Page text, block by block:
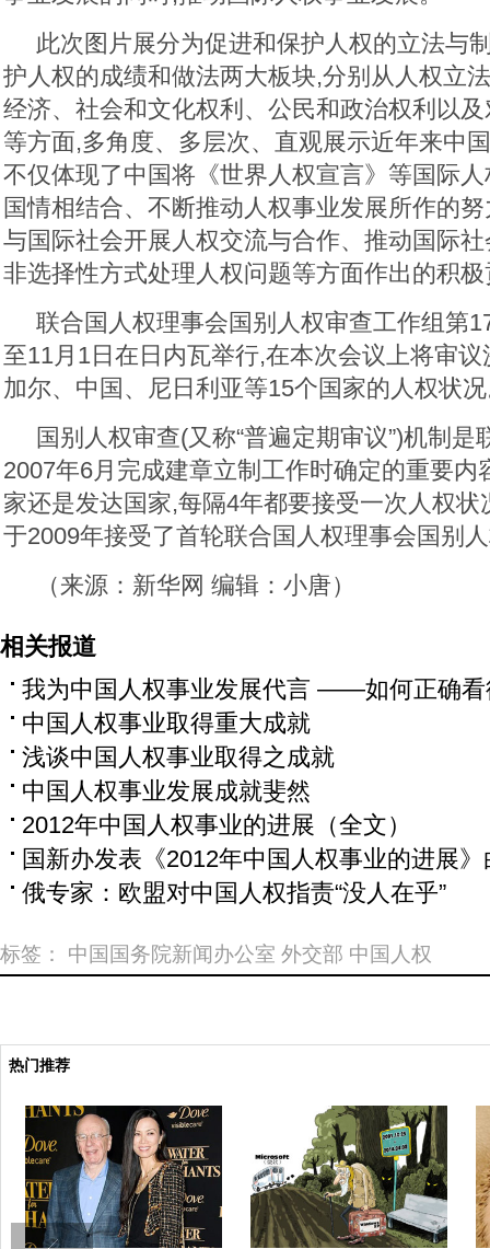
此次图片展分为促进和保护人权的立法与
护人权的成绩和做法两大板块,分别从人权立
经济、社会和文化权利、公民和政治权利以
等方面,多角度、多层次、直观展示近年来中
不仅体现了中国将《世界人权宣言》等国际
国情相结合、不断推动人权事业发展所作的
与国际社会开展人权交流与合作、推动国际
非选择性方式处理人权问题等方面作出的积
联合国人权理事会国别人权审查工作组第
至11月1日在日内瓦举行,在本次会议上将审
加尔、中国、尼日利亚等15个国家的人权状
国别人权审查(又称“普遍定期审议”)机制是
2007年6月完成建章立制工作时确定的重要内
家还是发达国家,每隔4年都要接受一次人权
于2009年接受了首轮联合国人权理事会国别
（来源：新华网 编辑：小唐）
相关报道
我为中国人权事业发展代言 ——如何正确看
中国人权事业取得重大成就
浅谈中国人权事业取得之成就
中国人权事业发展成就斐然
2012年中国人权事业的进展（全文）
国新办发表《2012年中国人权事业的进展
俄专家：欧盟对中国人权指责“没人在乎”
标签： 中国国务院新闻办公室 外交部 中国人权
热门推荐